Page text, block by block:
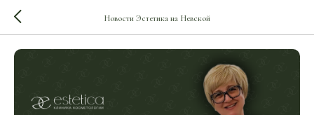
Новости Эстетика на Невской